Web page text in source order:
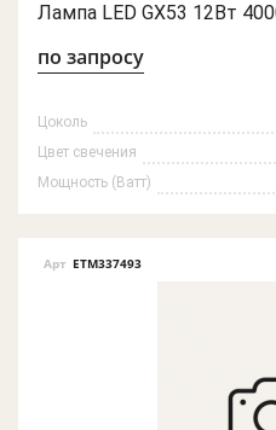
Лампа LED GX53 12Вт
по запросу
Цоколь
Цвет свечения
Мощность (Ватт)
Арт ETM337493